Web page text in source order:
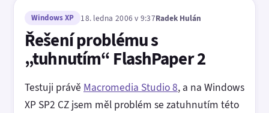
Windows XP 18. ledna 2006 v 9:37Radek Hulán
Řešení problému s
„tuhnutím“ FlashPaper 2
Testuji právě Macromedia Studio 8, a na Windows
XP SP2 CZ jsem měl problém se zatuhnutím této